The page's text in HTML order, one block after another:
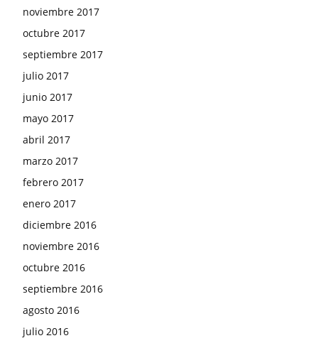
noviembre 2017
octubre 2017
septiembre 2017
julio 2017
junio 2017
mayo 2017
abril 2017
marzo 2017
febrero 2017
enero 2017
diciembre 2016
noviembre 2016
octubre 2016
septiembre 2016
agosto 2016
julio 2016